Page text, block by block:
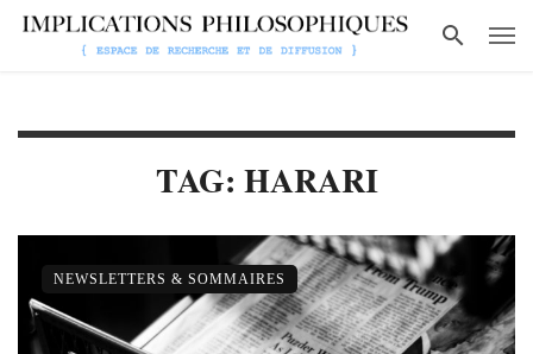
TAG: HARARI
NEWSLETTERS & SOMMAIRES